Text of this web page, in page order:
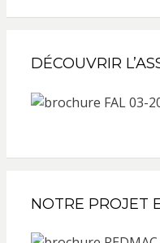
DÉCOUVRIR
NOTRE PROJET